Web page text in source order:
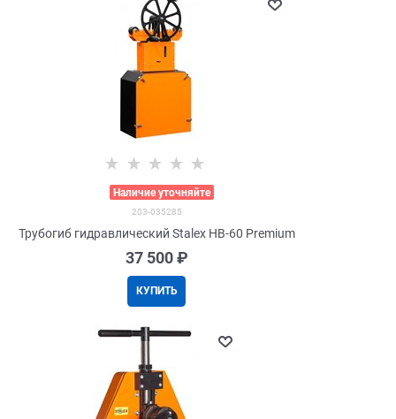
Наличие уточняйте
203-035285
Трубогиб гидравлический Stalex HB-60 Premium
37 500 ₽
КУПИТЬ